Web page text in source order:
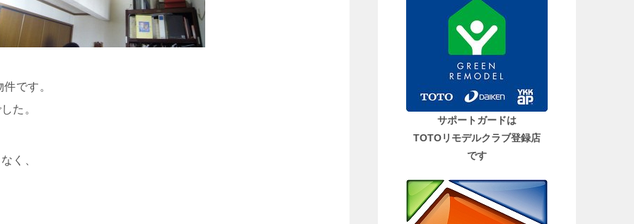
です。
た。
く、
サポートガードは
TOTOリモデルクラブ登録店
です